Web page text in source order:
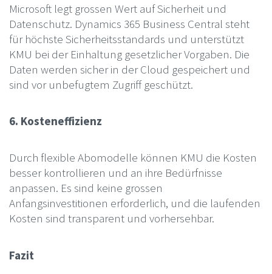
Microsoft legt grossen Wert auf Sicherheit und
Datenschutz. Dynamics 365 Business Central steht
für höchste Sicherheitsstandards und unterstützt
KMU bei der Einhaltung gesetzlicher Vorgaben. Die
Daten werden sicher in der Cloud gespeichert und
sind vor unbefugtem Zugriff geschützt.
6. Kosteneffizienz
Durch flexible Abomodelle können KMU die Kosten
besser kontrollieren und an ihre Bedürfnisse
anpassen. Es sind keine grossen
Anfangsinvestitionen erforderlich, und die laufenden
Kosten sind transparent und vorhersehbar.
Fazit